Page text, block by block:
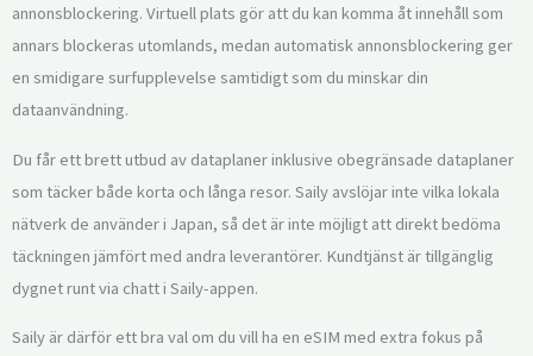
annonsblockering. Virtuell plats gör att du kan komma åt innehåll som
annars blockeras utomlands, medan automatisk annonsblockering ger
en smidigare surfupplevelse samtidigt som du minskar din
dataanvändning.
Du får ett brett utbud av dataplaner inklusive obegränsade dataplaner
som täcker både korta och långa resor. Saily avslöjar inte vilka lokala
nätverk de använder i Japan, så det är inte möjligt att direkt bedöma
täckningen jämfört med andra leverantörer. Kundtjänst är tillgänglig
dygnet runt via chatt i Saily-appen.
Saily är därför ett bra val om du vill ha en eSIM med extra fokus på